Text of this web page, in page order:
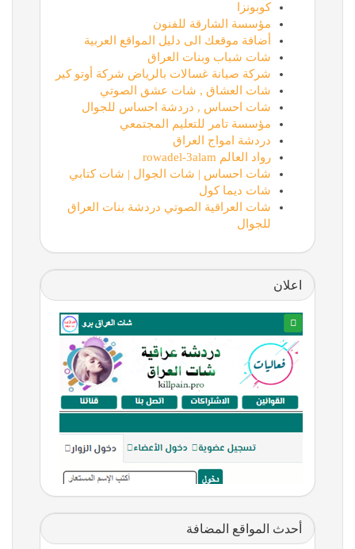
كوبونزا
مؤسسة الشارقة للفنون
أضافة موقعك الى دليل المواقع العربية
شات شباب وبنات العراق
شركة صيانة غسالات بالرياض شركة أوتو كير
شات العشاق , شات عشق الصوتي
شات احساس , دردشة احساس للجوال
مؤسسة تامر للتعليم المجتمعي
دردشة امواج العراق
رواد العالم rowadel-3alam
شات احساس | شات الجوال | شات كتابي
شات ديما كول
شات العراقية الصوتي دردشة بنات العراق
للجوال
اعلان
أحدث المواقع المضافة